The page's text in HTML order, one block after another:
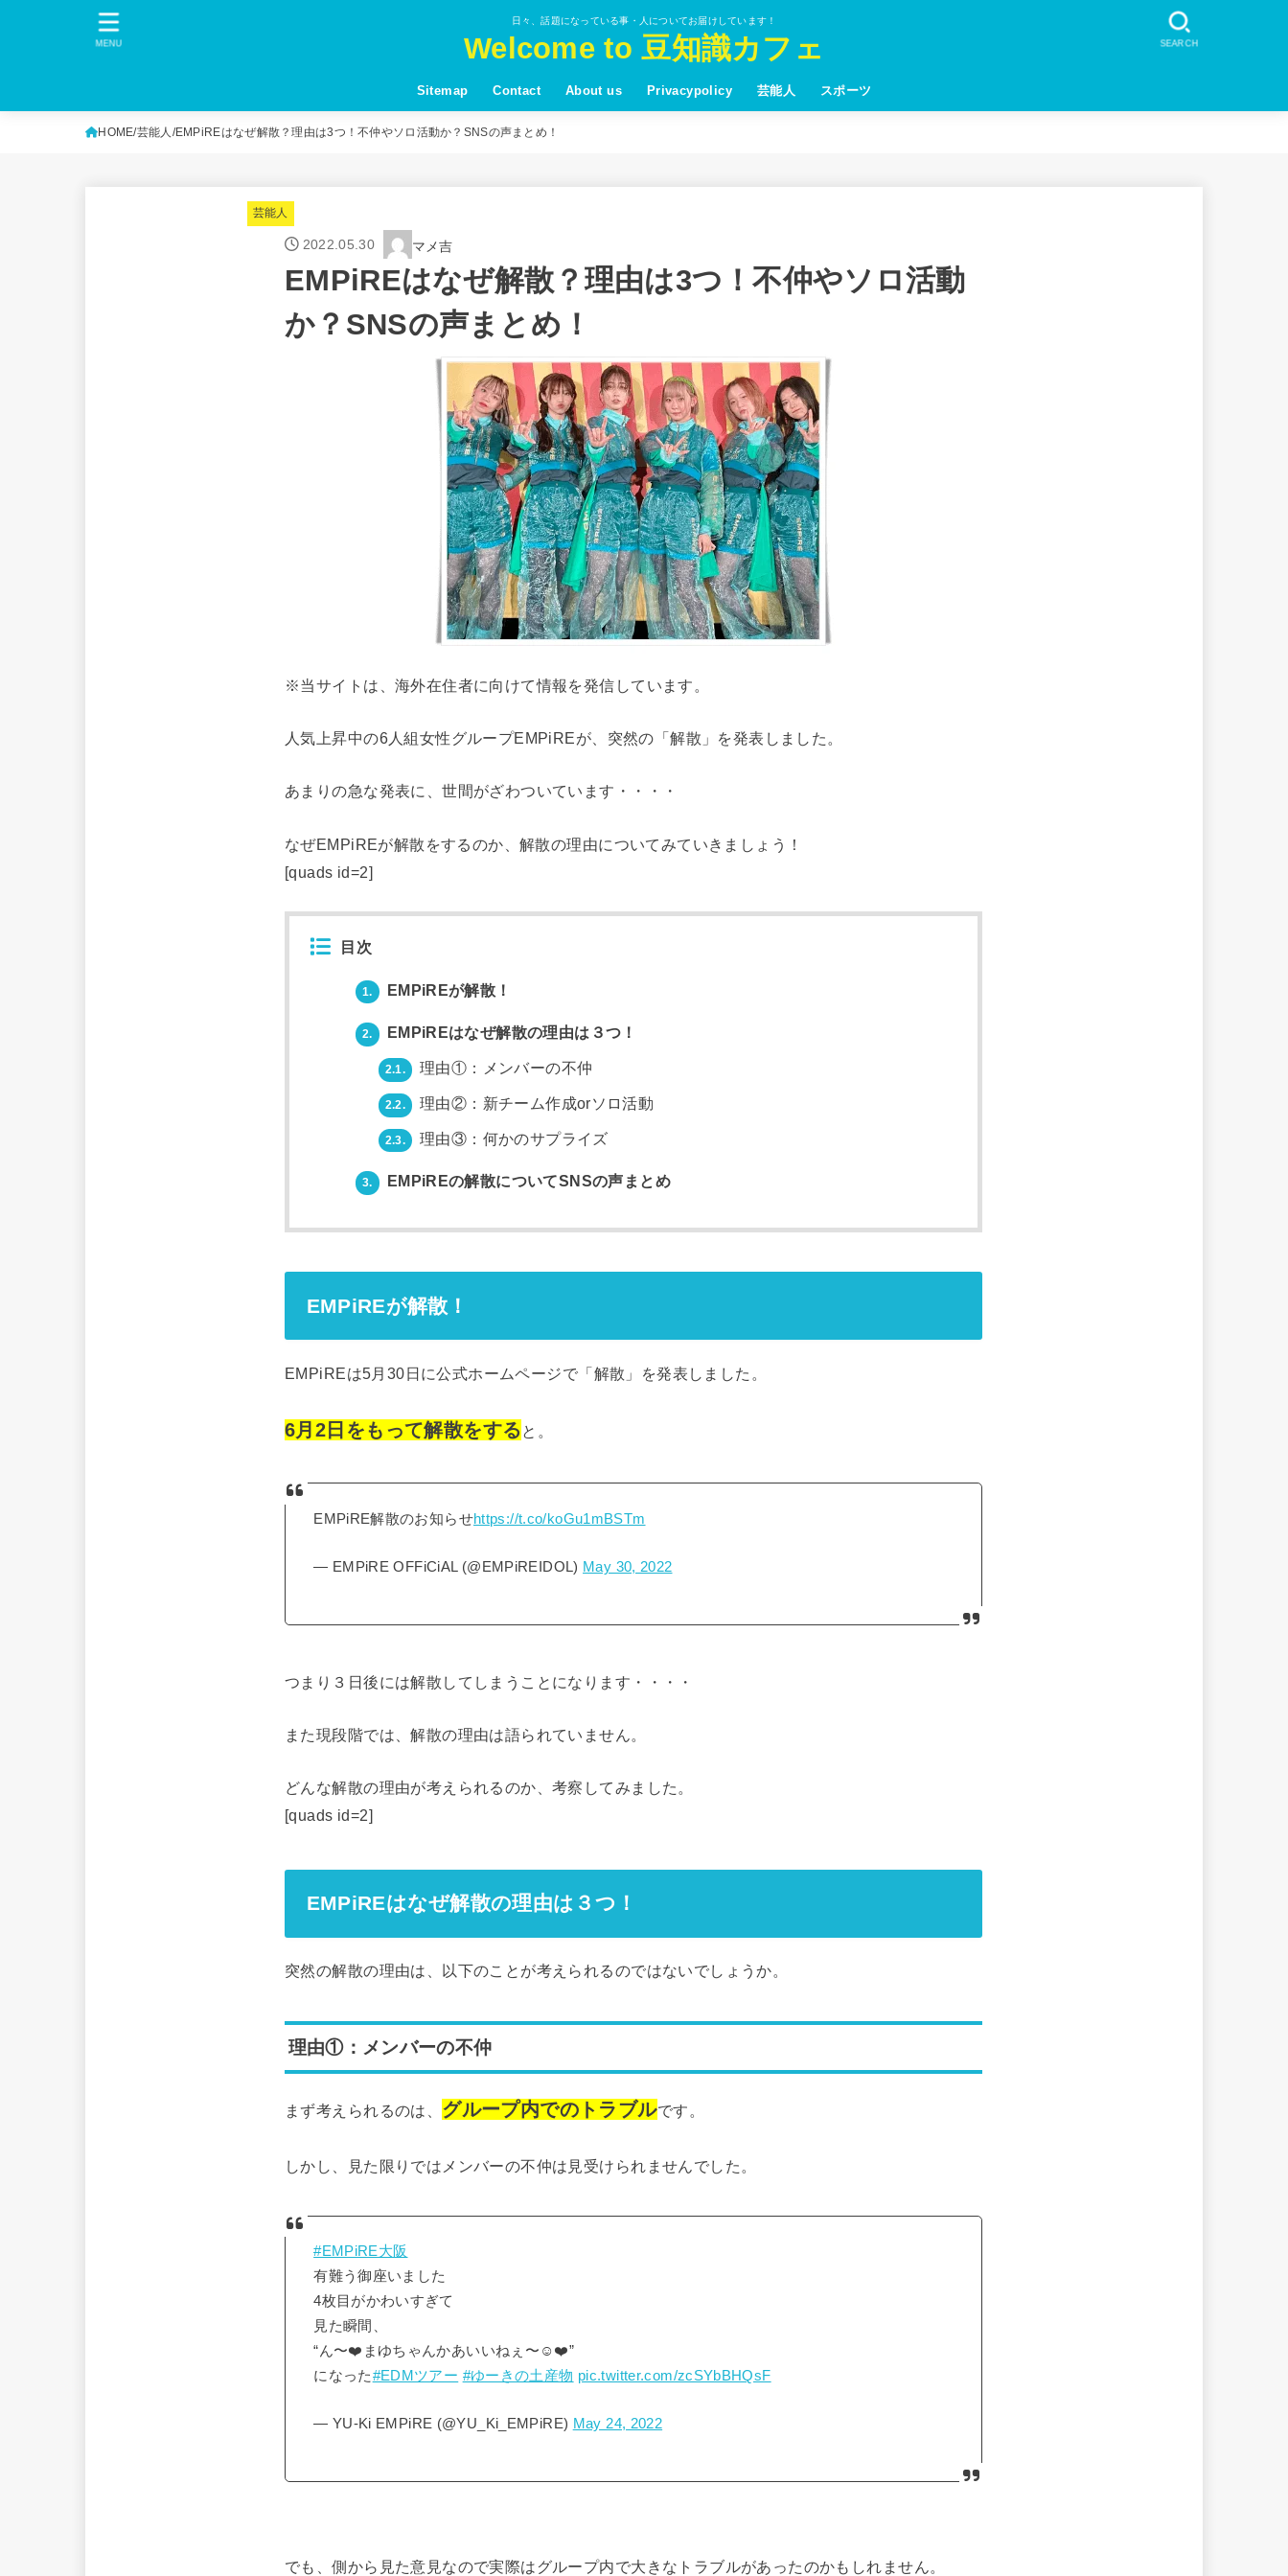
日々、話題になっている事・人についてお届けしています！
Welcome to 豆知識カフェ
Sitemap Contact About us Privacypolicy 芸能人 スポーツ
SEARCH
MENU
HOME 芸能人 EMPiREはなぜ解散？理由は3つ！不仲やソロ活動か？SNSの声まとめ！
芸能人
2022.05.30 マメ吉
EMPiREはなぜ解散？理由は3つ！不仲やソロ活動
か？SNSの声まとめ！
※当サイトは、海外在住者に向けて情報を発信しています。
人気上昇中の6人組女性グループEMPiREが、突然の「解散」を発表しました。
あまりの急な発表に、世間がざわついています・・・・
なぜEMPiREが解散をするのか、解散の理由についてみていきましょう！
[quads id=2]
目次
1. EMPiREが解散！
2. EMPiREはなぜ解散の理由は３つ！
2.1. 理由①：メンバーの不仲
2.2. 理由②：新チーム作成orソロ活動
2.3. 理由③：何かのサプライズ
3. EMPiREの解散についてSNSの声まとめ
EMPiREが解散！
EMPiREは5月30日に公式ホームページで「解散」を発表しました。
6月2日をもって解散をする と。
EMPiRE解散のお知らせhttps://t.co/koGu1mBSTm
— EMPiRE OFFiCiAL (@EMPiREIDOL) May 30, 2022
つまり３日後には解散してしまうことになります・・・・
また現段階では、解散の理由は語られていません。
どんな解散の理由が考えられるのか、考察してみました。
[quads id=2]
EMPiREはなぜ解散の理由は３つ！
突然の解散の理由は、以下のことが考えられるのではないでしょうか。
理由①：メンバーの不仲
まず考えられるのは、 グループ内でのトラブルです。
しかし、見た限りではメンバーの不仲は見受けられませんでした。
#EMPiRE大阪
有難う御座いました
4枚目がかわいすぎて
見た瞬間、
“ん〜❤️まゆちゃんかあいいねぇ〜☺️❤️”
になった#EDMツアー #ゆーきの土産物 pic.twitter.com/zcSYbBHQsF
— YU-Ki EMPiRE (@YU_Ki_EMPiRE) May 24, 2022
でも、側から見た意見なので実際はグループ内で大きなトラブルがあったのかもしれません。